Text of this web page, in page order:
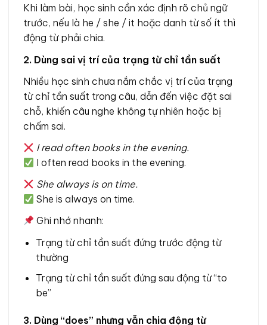
Khi làm bài, học sinh cần xác định rõ chủ ngữ
trước, nếu là he / she / it hoặc danh từ số ít thì
động từ phải chia.
2. Dùng sai vị trí của trạng từ chỉ tần suất
Nhiều học sinh chưa nắm chắc vị trí của trạng
từ chỉ tần suất trong câu, dẫn đến việc đặt sai
chỗ, khiến câu nghe không tự nhiên hoặc bị
chấm sai.
I read often books in the evening.
I often read books in the evening.
She always is on time.
She is always on time.
Ghi nhớ nhanh:
Trạng từ chỉ tần suất đứng trước động từ
thường
Trạng từ chỉ tần suất đứng sau động từ “to
be”
3. Dùng “does” nhưng vẫn chia động từ